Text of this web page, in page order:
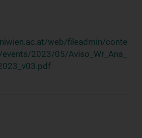
web/fileadmin/conte
2023/05/Aviso_Wr_Ana_